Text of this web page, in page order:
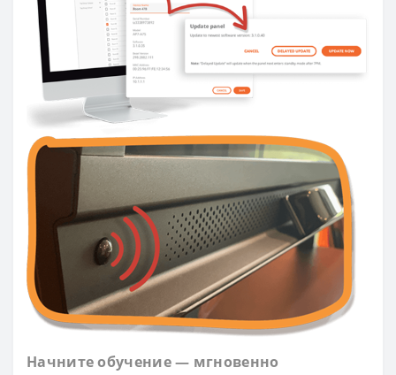
Начните обучение — мгновенно